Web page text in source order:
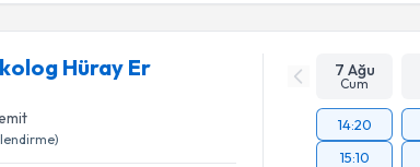
Hüray Er 7 Ağu
Cum
14:20
15:10